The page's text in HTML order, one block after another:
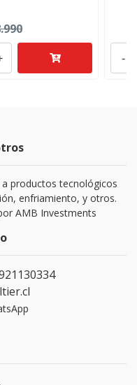
-
productos tecnológicos
enfriamiento, y otros.
AMB Investments